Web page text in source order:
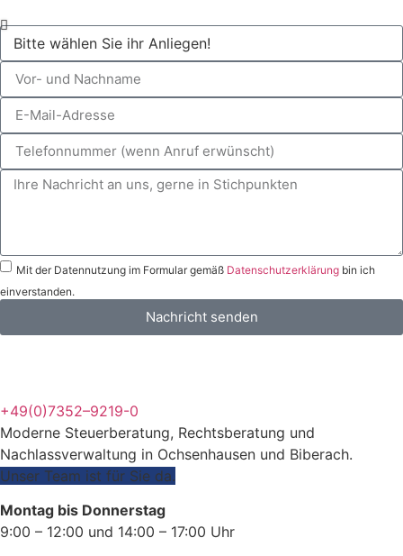
Mit der Datennutzung im Formular gemäß Datenschutzerklärung bin ich
einverstanden.
Nachricht senden
+49(0)7352–9219-0
Moderne Steuerberatung, Rechtsberatung und
Nachlassverwaltung in Ochsenhausen und Biberach.
Unser Team ist für Sie da.
Montag bis Donnerstag
9:00 – 12:00 und 14:00 – 17:00 Uhr